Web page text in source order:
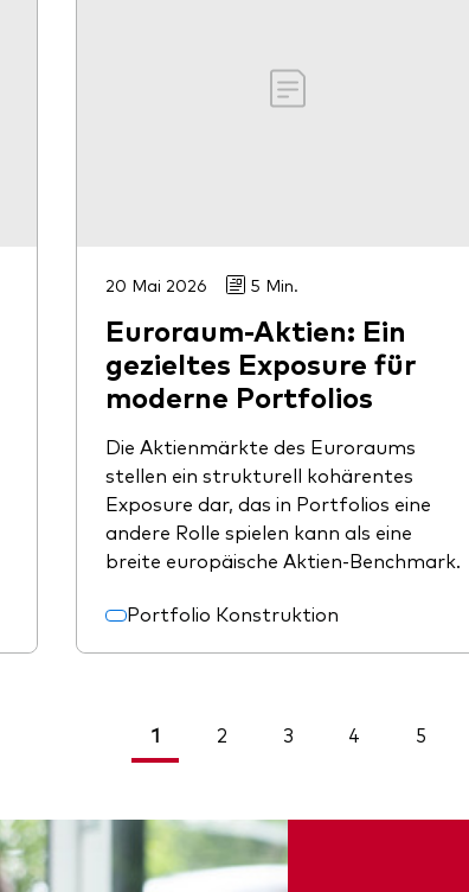
20 Mai 2026 5 Min.
Euroraum-Aktien: Ein
gezieltes Exposure für
moderne Portfolios
Die Aktienmärkte des Euroraums
stellen ein strukturell kohärentes
Exposure dar, das in Portfolios eine
andere Rolle spielen kann als eine
breite europäische Aktien-Benchmark.
Portfolio Konstruktion
1 2 3 4 5